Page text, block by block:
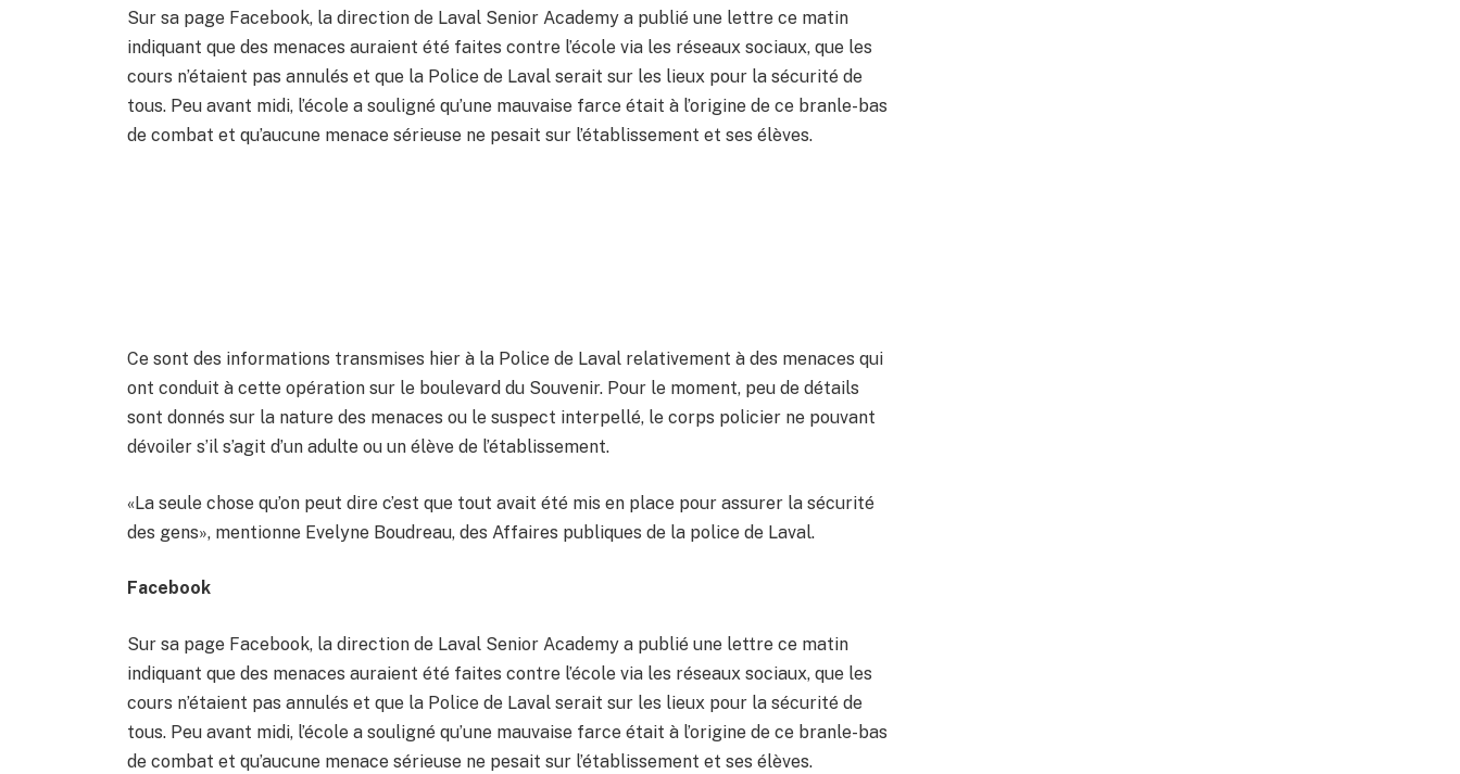
Sur sa page Facebook, la direction de Laval Senior Academy a publié une lettre ce matin
indiquant que des menaces auraient été faites contre l’école via les réseaux sociaux, que les
cours n’étaient pas annulés et que la Police de Laval serait sur les lieux pour la sécurité de
tous. Peu avant midi, l’école a souligné qu’une mauvaise farce était à l’origine de ce branle-bas
de combat et qu’aucune menace sérieuse ne pesait sur l’établissement et ses élèves.
Ce sont des informations transmises hier à la Police de Laval relativement à des menaces qui
ont conduit à cette opération sur le boulevard du Souvenir. Pour le moment, peu de détails
sont donnés sur la nature des menaces ou le suspect interpellé, le corps policier ne pouvant
dévoiler s’il s’agit d’un adulte ou un élève de l’établissement.
«La seule chose qu’on peut dire c’est que tout avait été mis en place pour assurer la sécurité
des gens», mentionne Evelyne Boudreau, des Affaires publiques de la police de Laval.
Facebook
Sur sa page Facebook, la direction de Laval Senior Academy a publié une lettre ce matin
indiquant que des menaces auraient été faites contre l’école via les réseaux sociaux, que les
cours n’étaient pas annulés et que la Police de Laval serait sur les lieux pour la sécurité de
tous. Peu avant midi, l’école a souligné qu’une mauvaise farce était à l’origine de ce branle-bas
de combat et qu’aucune menace sérieuse ne pesait sur l’établissement et ses élèves.